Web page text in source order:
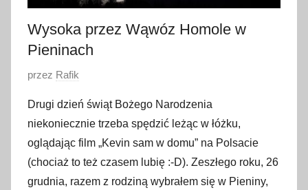
Wysoka przez Wąwóz Homole w
Pieninach
O
u
b
l
i
k
przez Rafik
Drugi dzień świąt Bożego Narodzenia
niekoniecznie trzeba spędzić leżąc w łóżku,
oglądając film „Kevin sam w domu” na Polsacie
(chociaż to też czasem lubię :-D). Zeszłego roku, 26
grudnia, razem z rodziną wybrałem się w Pieniny,